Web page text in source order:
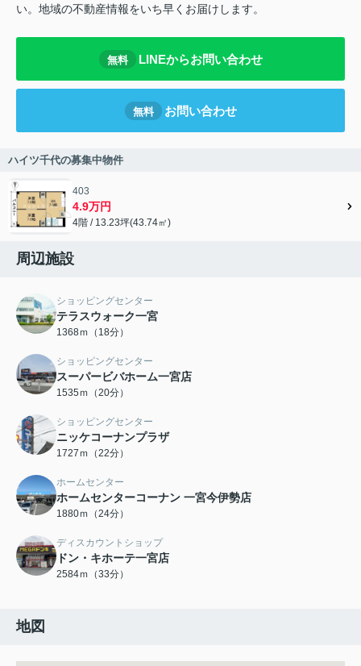
い。地域の不動産情報をいち早くお届けします。
無料 LINEからお問い合わせ
無料 お問い合わせ
ハイツ千代の募集中物件
403
4.9万円
4階 / 13.23坪(43.74㎡)
周辺施設
ショッピングセンター
テラスウォーク一宮
1368ｍ（18分）
ショッピングセンター
スーパービバホーム一宮店
1535ｍ（20分）
ショッピングセンター
ニッケコーナンプラザ
1727ｍ（22分）
ホームセンター
ホームセンターコーナン 一宮今伊勢店
1880ｍ（24分）
ディスカウントショップ
ドン・キホーテ一宮店
2584ｍ（33分）
地図